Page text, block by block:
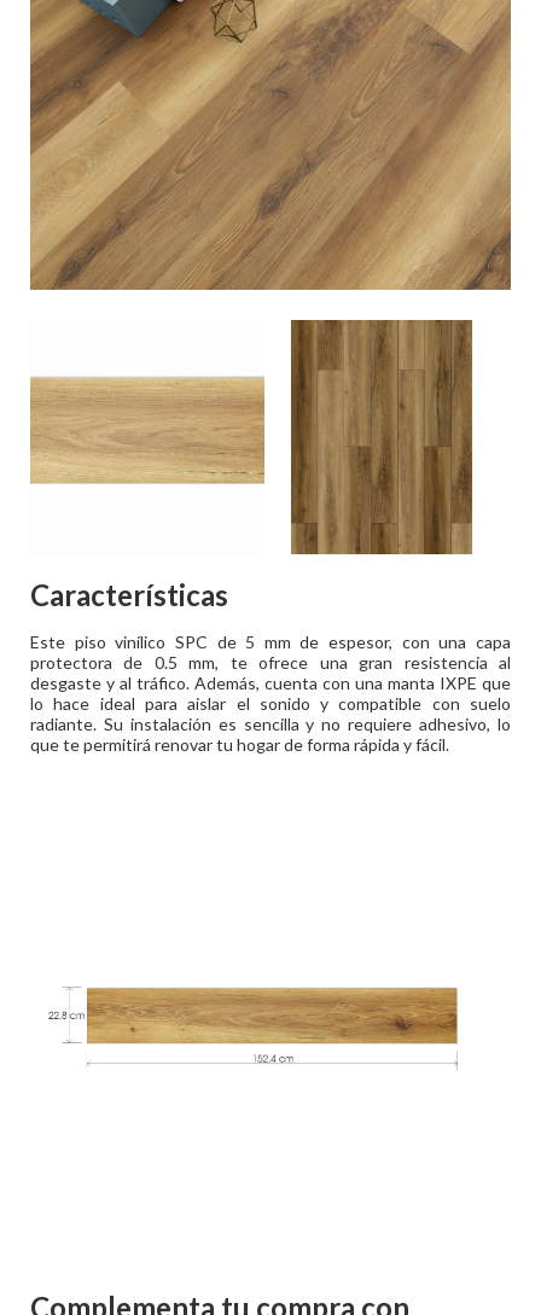
Características
Este piso vinílico SPC de 5 mm de espesor, con una capa
protectora de 0.5 mm, te ofrece una gran resistencia al
desgaste y al tráfico. Además, cuenta con una manta IXPE que
lo hace ideal para aislar el sonido y compatible con suelo
radiante. Su instalación es sencilla y no requiere adhesivo, lo
que te permitirá renovar tu hogar de forma rápida y fácil.
Complementa tu compra con